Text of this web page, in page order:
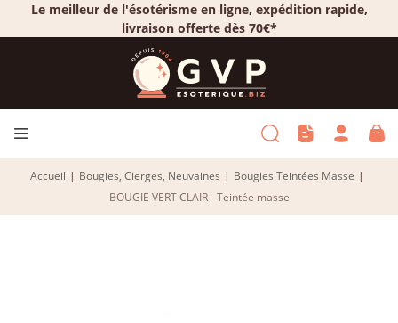
Le meilleur de l'ésotérisme en ligne, expédition rapide,
livraison offerte dès 70€*
Accueil | Bougies, Cierges, Neuvaines | Bougies Teintées Masse |
BOUGIE VERT CLAIR - Teintée masse